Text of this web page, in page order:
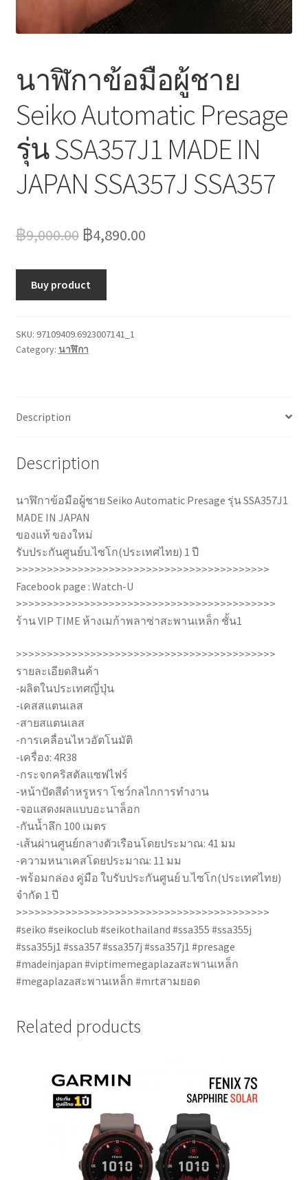
นาฬิกาข้อมือผู้ชาย
Seiko Automatic Presage
รุ่น SSA357J1 MADE IN
JAPAN SSA357J SSA357
฿9,000.00 Original
was:
฿4,890.00Current
Buy product
SKU: 97109409.6923007141_1
Category: นาฬิกา
Description
Description
นาฬิกาข้อมือผู้ชาย Seiko Automatic Presage รุ่น SSA357J1
MADE IN JAPAN
ของแท้ ของใหม่
รับประกันศูนย์บ.ไซโก(ประเทศไทย) 1 ปี
>>>>>>>>>>>>>>>>>>>>>>>>>>>>>>>>>>>>>>>>>
Facebook page : Watch-U
>>>>>>>>>>>>>>>>>>>>>>>>>>>>>>>>>>>>>>>>>>
ร้าน VIP TIME ห้างเมก้าพลาซ่าสะพานเหล็ก ชั้น1
>>>>>>>>>>>>>>>>>>>>>>>>>>>>>>>>>>>>>>>>>>
รายละเอียดสินค้า
-ผลิตในประเทศญี่ปุ่น
-เคสสแตนเลส
-สายสแตนเลส
-การเคลื่อนไหวอัตโนมัติ
-เครื่อง: 4R38
-กระจกคริสตัลแซฟไฟร์
-หน้าปัดสีดำหรูหรา โชว์กลไกการทำงาน
-จอแสดงผลแบบอะนาล็อก
-กันน้ำลึก 100 เมตร
-เส้นผ่านศูนย์กลางตัวเรือนโดยประมาณ: 41 มม
-ความหนาเคสโดยประมาณ: 11 มม
-พร้อมกล่อง คู่มือ ใบรับประกันศูนย์ บ.ไซโก(ประเทศไทย)
จำกัด 1 ปี
>>>>>>>>>>>>>>>>>>>>>>>>>>>>>>>>>>>>>>>>>
#seiko #seikoclub #seikothailand #ssa355 #ssa355j
#ssa355j1 #ssa357 #ssa357j #ssa357j1 #presage
#madeinjapan #viptimemegaplazaสะพานเหล็ก
#megaplazaสะพานเหล็ก #mrtสามยอด
Related products